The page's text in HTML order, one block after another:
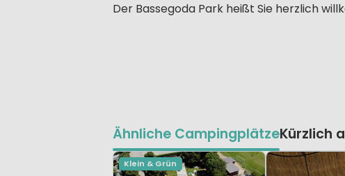
Der Bassegoda Park heißt Sie herzlich
Ähnliche CampingplätzeKürzlich
Klein & Grün